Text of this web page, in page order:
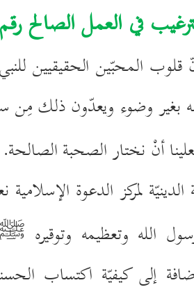
في العمل الصالح رقم
قلوب المحبّين الحقيقيين للنبي
وضوء ويعدّون ذلك مِن سوء
أنْ نختار الصحبة الصالحة.
الدينيّة لمركز الدعوة
الله وتعظيمه وتوقيره ﷺ
إلى كيفيّة اكتساب